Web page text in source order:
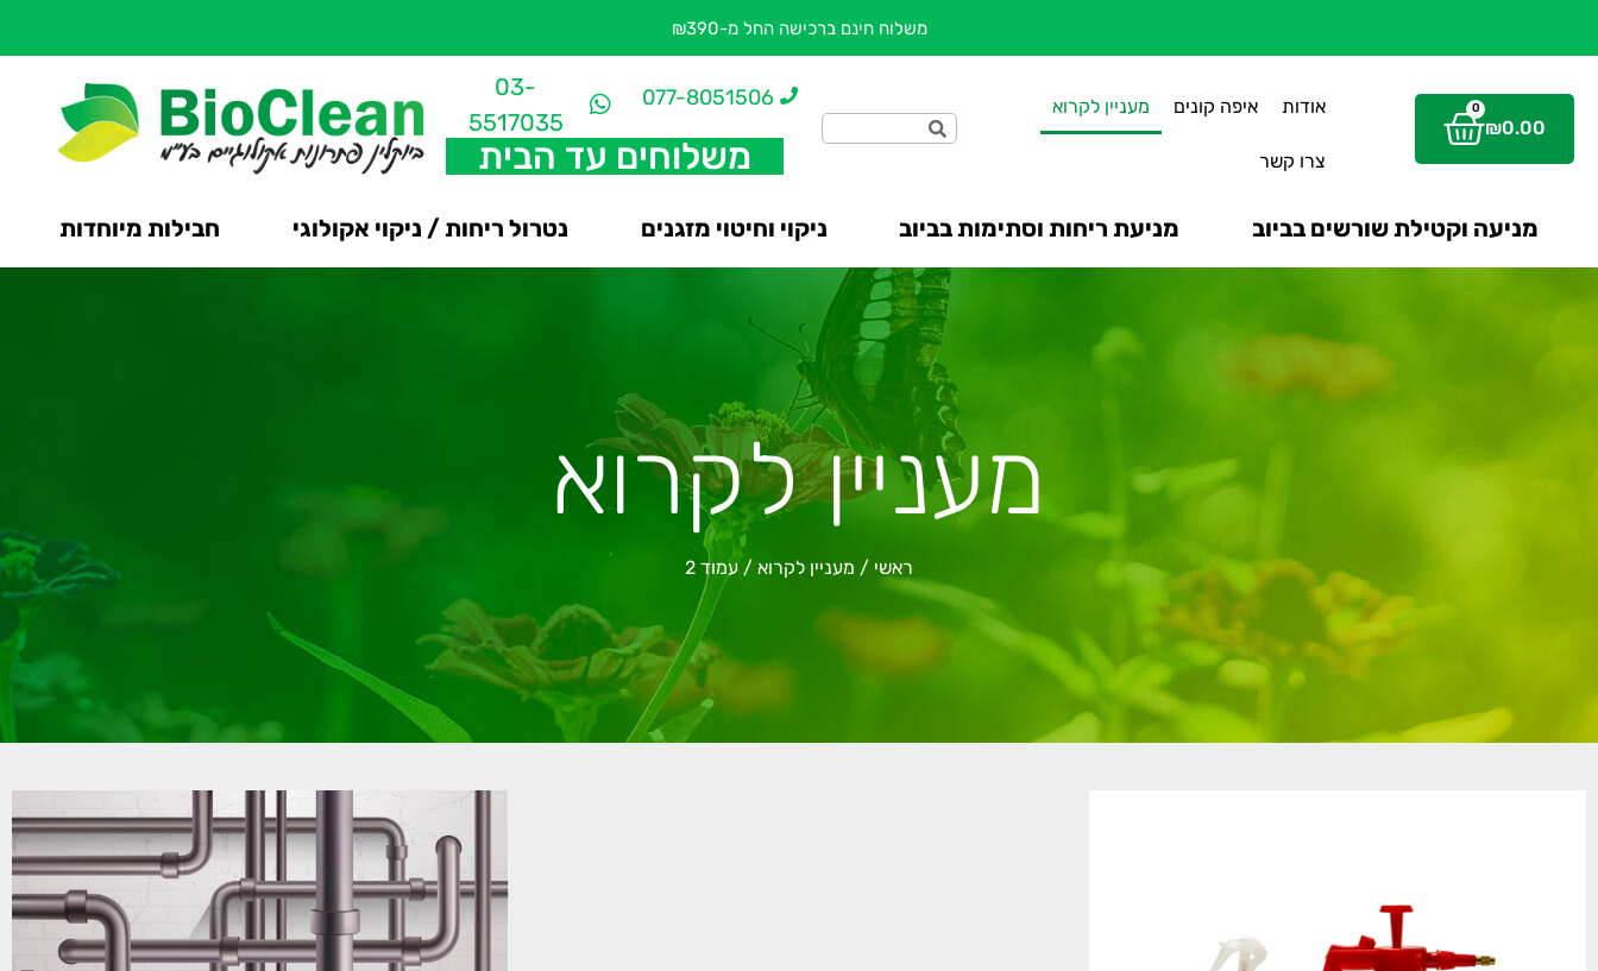
משלוח חינם ברכישה החל מ-₪390
₪0.00
0 אודות איפה קונים מעניין לקרוא
צרו קשר
077-8051506
משלוחים עד הבית
03-
5517035
מניעה וקטילת שורשים בביוב מניעת ריחות וסתימות בביוב ניקוי וחיטוי מזגנים נטרול ריחות / ניקוי אקולוגי חבילות מיוחדות
מעניין לקרוא
ראשי / מעניין לקרוא /עמוד 2